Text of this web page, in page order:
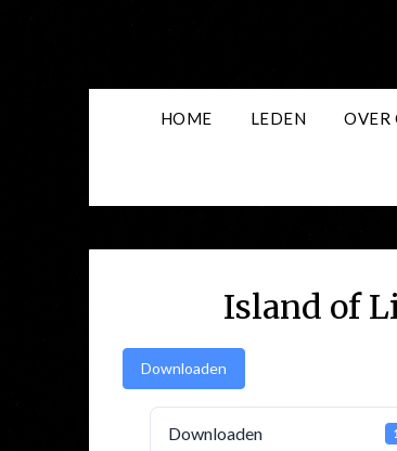
HOME LEDEN OVER
Island of
Downloaden
Downloaden